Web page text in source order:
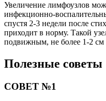
Увеличение лимфоузлов
инфекционно-
спустя 2-3 недели после
приходит в норму. Такой
подвижным, не более 1-2 см
Полезные советы
СОВЕТ №1